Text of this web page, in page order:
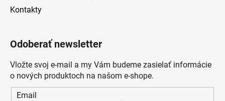
Kontakty
Odoberať newsletter
Vložte svoj e-mail a my Vám budeme zasielať informácie
o nových produktoch na našom e-shope.
Email